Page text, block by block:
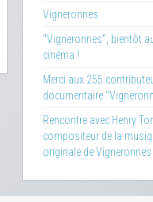
Vigneronnes
"Vigneronnes", bientôt
cinéma !
Merci aux 255
documentaire
Rencontre avec Henry
compositeur de la
originale de Vigneronnes